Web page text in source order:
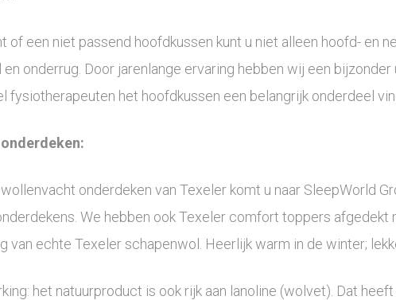
of een niet passend hoofdkussen kunt u niet alleen hoofd- en
onderrug. Door jarenlange ervaring hebben wij een
fysiotherapeuten het hoofdkussen een belangrijk onderdeel
onderdeken van Texeler komt u naar SleepWorld
We hebben ook Texeler comfort toppers afgedekt
van echte Texeler schapenwol. Heerlijk warm in de winter;
het natuurproduct is ook rijk aan lanoline (wolvet). Dat